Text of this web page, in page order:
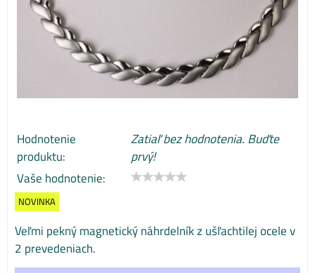
Hodnotenie
produktu:
Zatiaľ bez hodnotenia. Buďte
prvý!
Vaše hodnotenie:
NOVINKA
Veľmi pekný magnetický náhrdelník z ušľachtilej ocele v
2 prevedeniach.